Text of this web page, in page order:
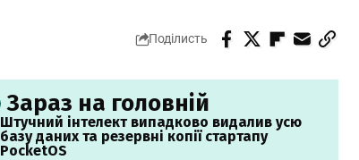
Поділисть
Зараз на головній
Штучний інтелект випадково видалив усю
базу даних та резервні копії стартапу
PocketOS